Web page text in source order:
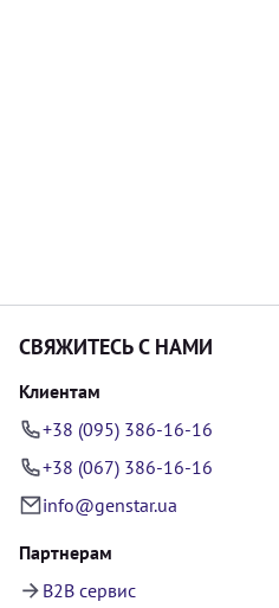
СВЯЖИТЕСЬ С НАМИ
Клиентам
+38 (095) 386-16-16
+38 (067) 386-16-16
info@genstar.ua
Партнерам
B2B сервис